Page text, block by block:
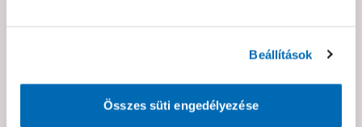
Beállítások
Összes süti engedélyezése